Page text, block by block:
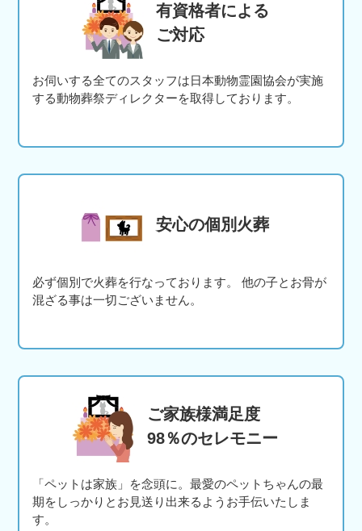
有資格者による
ご対応
お伺いする全てのスタッフは日本動物霊園協会が実施
する動物葬祭ディレクターを取得しております。
安心の個別火葬
必ず個別で火葬を行なっております。 他の子とお骨が
混ざる事は一切ございません。
ご家族様満足度
98％のセレモニー
「ペットは家族」を念頭に。最愛のペットちゃんの最
期をしっかりとお見送り出来るようお手伝いたしま
す。